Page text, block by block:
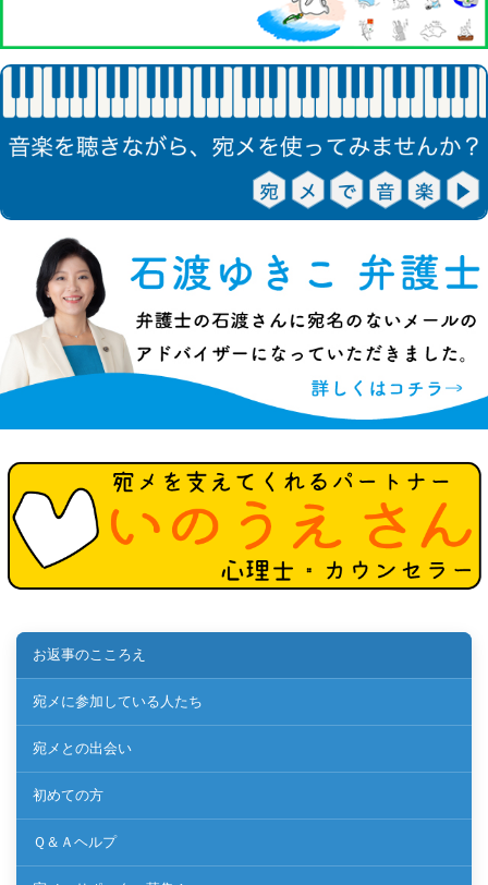
お返事のこころえ
宛メに参加している人たち
宛メとの出会い
初めての方
Ｑ＆Ａヘルプ